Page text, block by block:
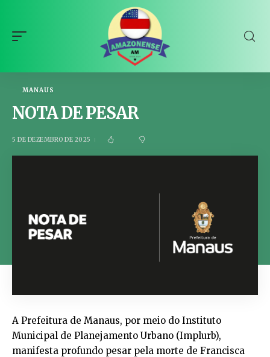
MANAUS
NOTA DE PESAR
5 DE DEZEMBRO DE 2025
A Prefeitura de Manaus, por meio do Instituto
Municipal de Planejamento Urbano (Implurb),
manifesta profundo pesar pela morte de Francisca